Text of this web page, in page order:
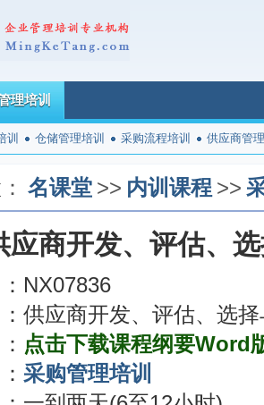
理培训
训 仓储管理培训 采购流程培训 供应商管
名课堂 >> 内训课程 >>
应商开发、评估、
NX07836
供应商开发、评估、选
点击下载课程纲要Word
采购管理培训